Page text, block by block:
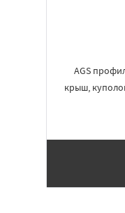
AGS
крыш,